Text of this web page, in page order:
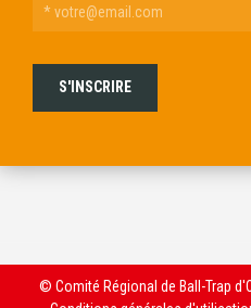
© Comité Régional de Ball-Trap